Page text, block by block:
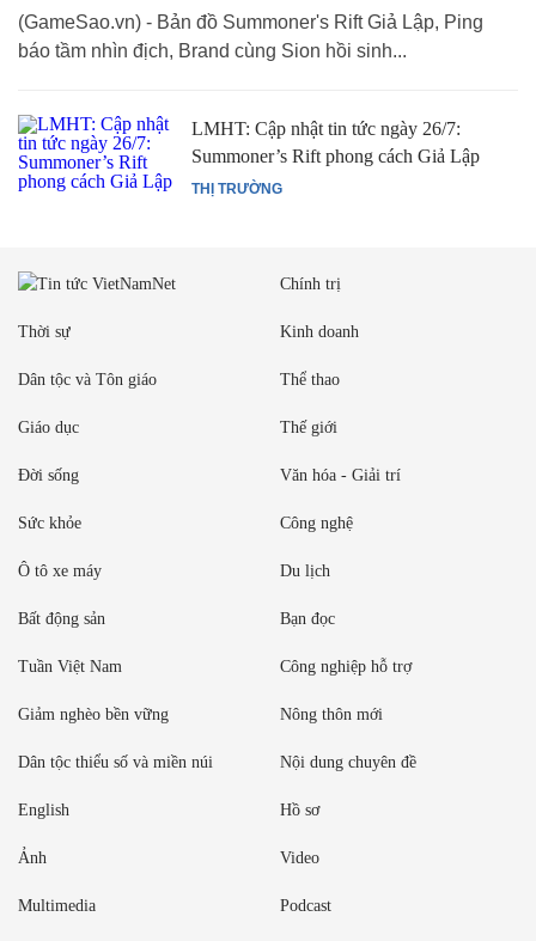
(GameSao.vn) - Bản đồ Summoner's Rift Giả Lập, Ping
báo tầm nhìn địch, Brand cùng Sion hồi sinh...
THỊ TRƯỜNG
LMHT: Cập nhật tin tức ngày 26/7:
Summoner’s Rift phong cách Giả Lập
Chính trị
Thời sự Kinh doanh
Dân tộc và Tôn giáo Thể thao
Giáo dục Thế giới
Đời sống Văn hóa - Giải trí
Sức khỏe Công nghệ
Ô tô xe máy Du lịch
Bất động sản Bạn đọc
Tuần Việt Nam Công nghiệp hỗ trợ
Giảm nghèo bền vững Nông thôn mới
Dân tộc thiểu số và miền núi Nội dung chuyên đề
English Hồ sơ
Ảnh Video
Multimedia Podcast